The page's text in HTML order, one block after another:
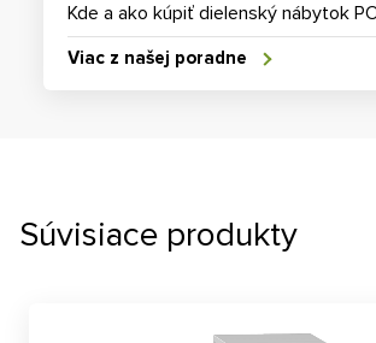
Kde a ako kúpiť dielenský nábytok
Viac z našej poradne
Súvisiace produkty